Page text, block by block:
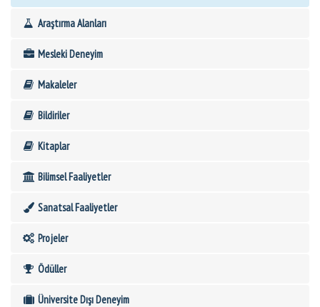
Araştırma Alanları
Mesleki Deneyim
Makaleler
Bildiriler
Kitaplar
Bilimsel Faaliyetler
Sanatsal Faaliyetler
Projeler
Ödüller
Üniversite Dışı Deneyim